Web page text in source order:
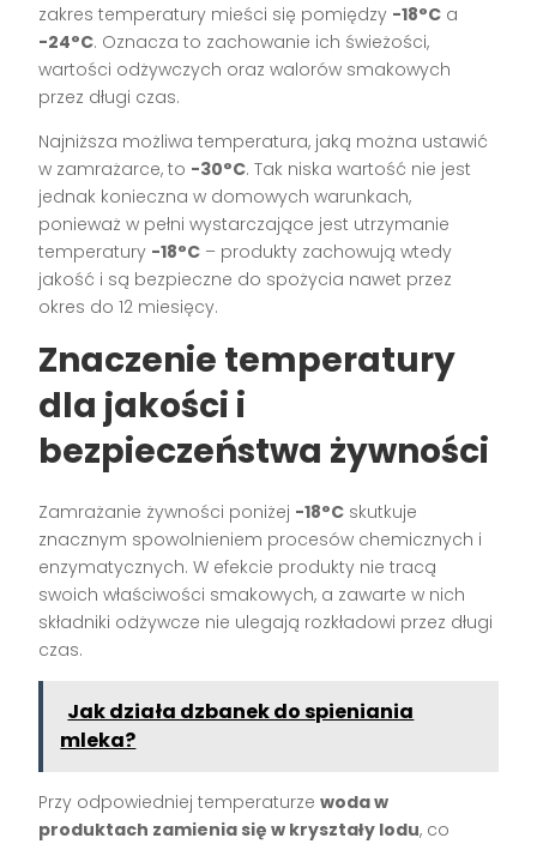
zakres temperatury mieści się pomiędzy -18°C a
-24°C. Oznacza to zachowanie ich świeżości,
wartości odżywczych oraz walorów smakowych
przez długi czas.
Najniższa możliwa temperatura, jaką można ustawić
w zamrażarce, to -30°C. Tak niska wartość nie jest
jednak konieczna w domowych warunkach,
ponieważ w pełni wystarczające jest utrzymanie
temperatury -18°C – produkty zachowują wtedy
jakość i są bezpieczne do spożycia nawet przez
okres do 12 miesięcy.
Znaczenie temperatury
dla jakości i
bezpieczeństwa żywności
Zamrażanie żywności poniżej -18°C skutkuje
znacznym spowolnieniem procesów chemicznych i
enzymatycznych. W efekcie produkty nie tracą
swoich właściwości smakowych, a zawarte w nich
składniki odżywcze nie ulegają rozkładowi przez długi
czas.
Jak działa dzbanek do spieniania
mleka?
Przy odpowiedniej temperaturzewoda w
produktach zamienia się w kryształy lodu, co